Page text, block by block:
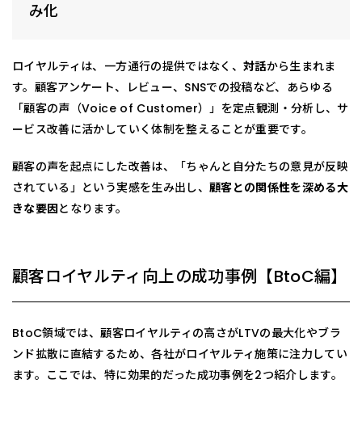
み化
ロイヤルティは、一方通行の提供ではなく、対話から生まれま
す。顧客アンケート、レビュー、SNSでの投稿など、あらゆる
「顧客の声（Voice of Customer）」を定点観測・分析し、サ
ービス改善に活かしていく体制を整えることが重要です。
顧客の声を起点にした改善は、「ちゃんと自分たちの意見が反映
されている」という実感を生み出し、 顧客との関係性を深める大
きな要因となります。
顧客ロイヤルティ向上の成功事例【BtoC編】
BtoC領域では、顧客ロイヤルティの高さがLTVの最大化やブラ
ンド拡散に直結するため、各社がロイヤルティ施策に注力してい
ます。ここでは、特に効果的だった成功事例を2つ紹介します。